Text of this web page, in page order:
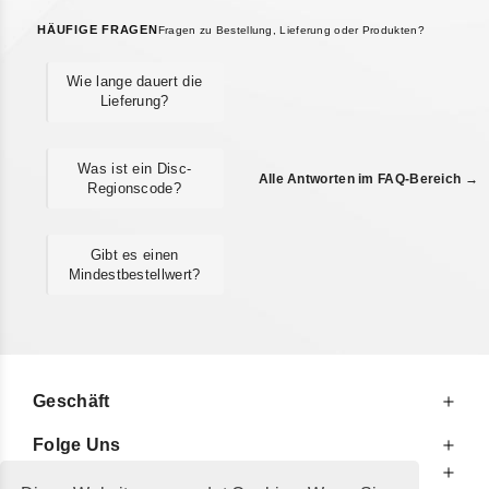
HÄUFIGE FRAGENFragen zu Bestellung, Lieferung oder Produkten?
Wie lange dauert die
Lieferung?
Was ist ein Disc-
Regionscode?
Gibt es einen
Mindestbestellwert?
Alle Antworten im FAQ-Bereich →
Geschäft
Folge Uns